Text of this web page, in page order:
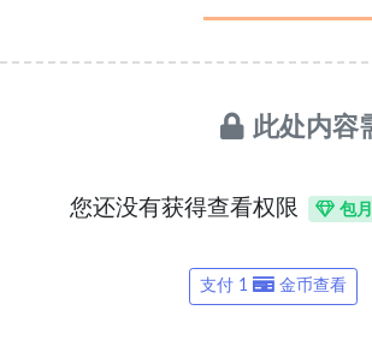
此处内容
您还没有获得查看权限 包月
支付 1 金币查看